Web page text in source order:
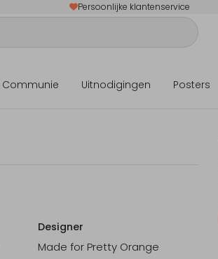
Persoonlijke klantenservice
Communie Uitnodigingen Posters
Designer
Made for Pretty Orange